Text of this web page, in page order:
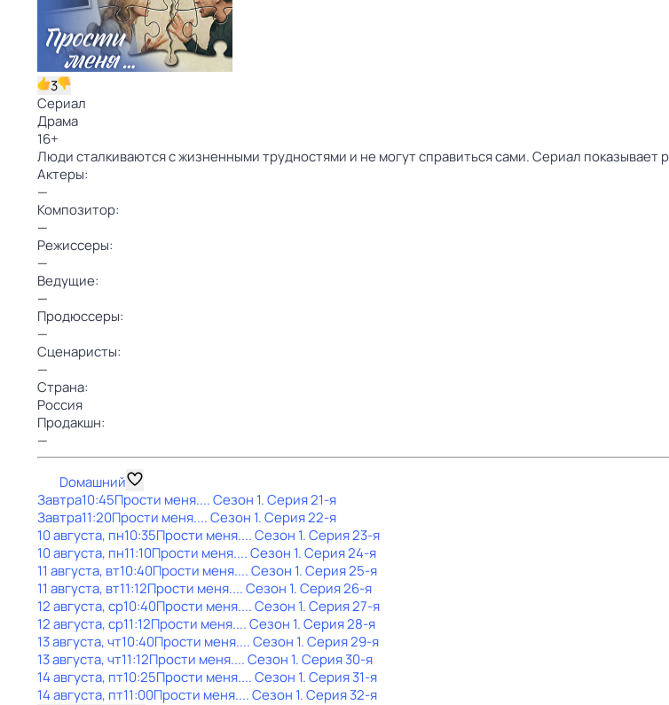
3
Сериал
Драма
16+
Люди сталкиваются с жизненными трудностями и не могут справиться сами. Сериал
Актеры:
—
Композитор:
—
Режиссеры:
—
Ведущие:
—
Продюссеры:
—
Сценаристы:
—
Страна:
Россия
Продакшн:
—
Dомашний
Завтра10:45Прости меня.... Сезон 1. Серия 21-я
Завтра11:20Прости меня.... Сезон 1. Серия 22-я
10 августа, пн10:35Прости меня.... Сезон 1. Серия 23-я
10 августа, пн11:10Прости меня.... Сезон 1. Серия 24-я
11 августа, вт10:40Прости меня.... Сезон 1. Серия 25-я
11 августа, вт11:12Прости меня.... Сезон 1. Серия 26-я
12 августа, ср10:40Прости меня.... Сезон 1. Серия 27-я
12 августа, ср11:12Прости меня.... Сезон 1. Серия 28-я
13 августа, чт10:40Прости меня.... Сезон 1. Серия 29-я
13 августа, чт11:12Прости меня.... Сезон 1. Серия 30-я
14 августа, пт10:25Прости меня.... Сезон 1. Серия 31-я
14 августа, пт11:00Прости меня.... Сезон 1. Серия 32-я